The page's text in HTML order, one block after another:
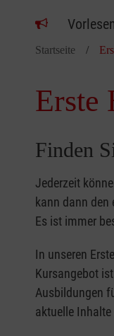
Vorlesen
Startseite
Erste
Finden
Jederzeit
kann dann
Es ist immer
In unseren
Kursangebot
Ausbildungen
aktuelle